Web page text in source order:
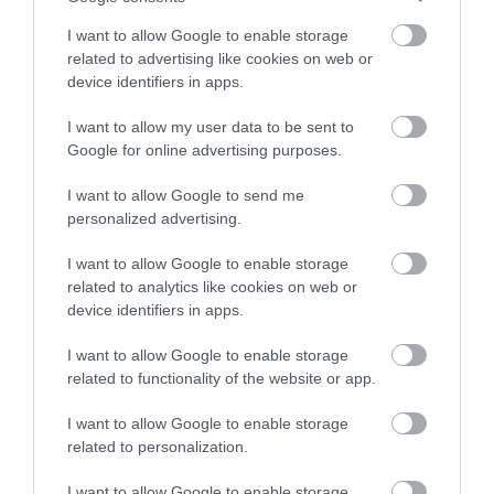
I want to allow Google to enable storage
related to advertising like cookies on web or
device identifiers in apps.
I want to allow my user data to be sent to
Google for online advertising purposes.
I want to allow Google to send me
personalized advertising.
I want to allow Google to enable storage
related to analytics like cookies on web or
device identifiers in apps.
I want to allow Google to enable storage
related to functionality of the website or app.
I want to allow Google to enable storage
related to personalization.
berendezés és felszolgálás
kritikán aluli. Evőeszközt külön
kell kérni, mert azt nem
hogy meg tudják állni, hogy
nem szóljanak vissza, 'zabáld
meg, ahogy akarod'. Só,
olívaolaj vagy szőlőecet még
'elvileg' ez egy 'étterem' és
'elvileg' görög. Ha fizetni
akarsz vagy vársz fél órát
elunva bemész és a pultnál
fizetsz, vagy ott ér a hajnal.
Nem ajánlom senkinek, csak
aki imádja hogy le se sz**ják